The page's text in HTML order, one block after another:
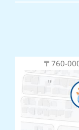
〒760-